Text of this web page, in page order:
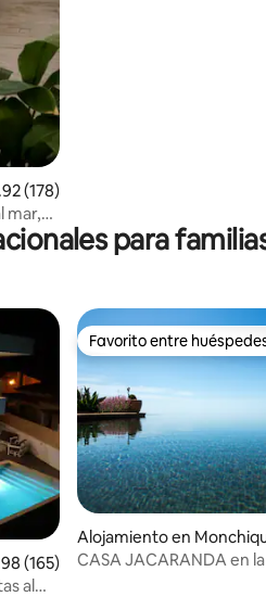
promedio: 4.92 de 5, 178
(178)
mar,
para
promedio: 4.98 de 5, 165
(165)
al
Favorito entre
Favorito entre
Alojamiento en
CASA JACARANDA en